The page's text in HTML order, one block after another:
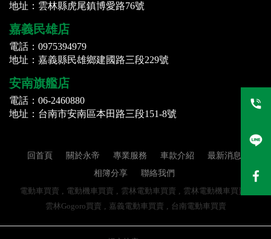
地址：雲林縣虎尾鎮博愛路76號
嘉義民雄店
電話：0975394979
地址：嘉義縣民雄鄉建國路三段229號
安南旗艦店
電話：06-2460880
地址：台南市安南區本田路三段151-8號
回首頁 關於永帝 專業服務 車款介紹
最新消息
相簿分享
聯絡我們
電動車買賣
電動機車買賣 雲林電動車買賣
雲林電動機車買賣
雲林Gogoro買賣
嘉義電動車買賣 台南電動車買賣